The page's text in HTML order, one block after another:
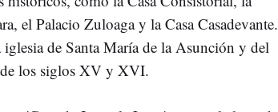
el Palacio Zuloaga y la Casa Casadevante.
de Santa María de la Asunción y del
los siglos XV y XVI.